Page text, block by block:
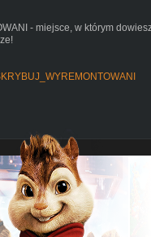
- miejsce, w którym